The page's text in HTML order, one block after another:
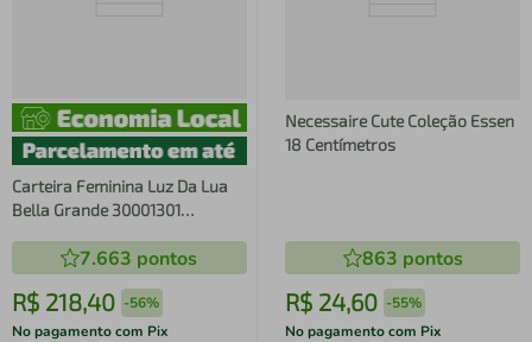
Carteira Feminina Luz Da Lua
Bella Grande 30001301
7.663 pontos
R$ 218,40 -56%
No pagamento com Pix
Necessaire Cute Coleção Essen
18 Centímetros
863 pontos
R$ 24,60 -55%
No pagamento com Pix